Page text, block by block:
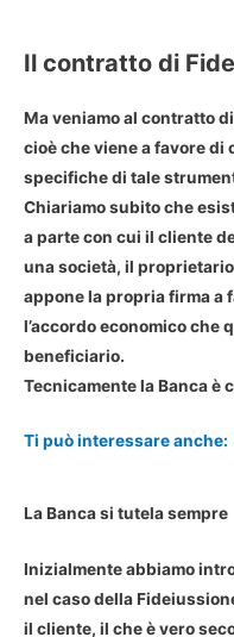
Il contratto di
Ma veniamo al contratto
cioè che viene a favore
specifiche di tale
Chiariamo subito che
a parte con cui il cliente
una società, il
appone la propria firma a
l’accordo economico che
beneficiario.
Tecnicamente la Banca è
Ti può interessare anche:
La Banca si tutela sempre
Inizialmente abbiamo
nel caso della
il cliente, il che è vero